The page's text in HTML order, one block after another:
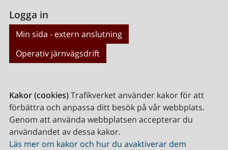
Logga in
Min sida - extern anslutning
Operativ järnvägsdrift
Kakor (cookies)Trafikverket använder kakor för att
förbättra och anpassa ditt besök på vår webbplats.
Genom att använda webbplatsen accepterar du
användandet av dessa kakor.
Läs mer om kakor och hur du avaktiverar dem